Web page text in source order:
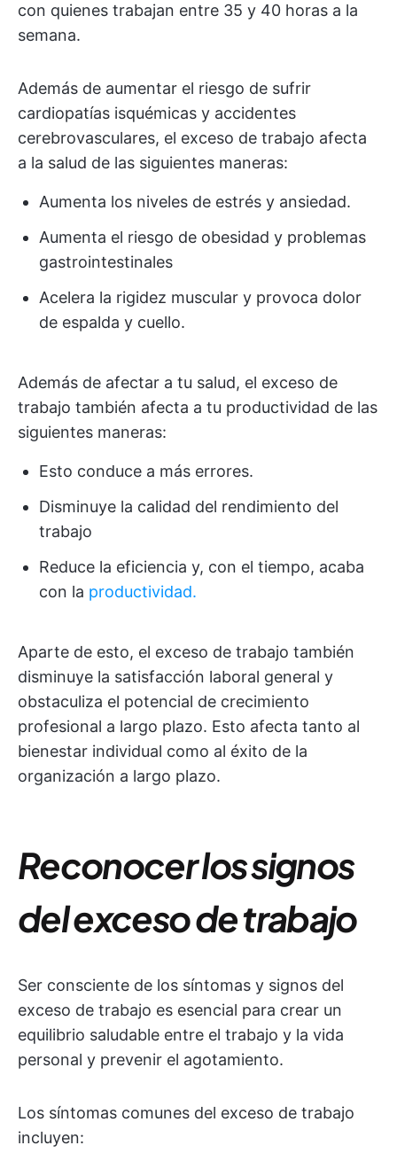
con quienes trabajan entre 35 y 40 horas a la
semana.
Además de aumentar el riesgo de sufrir
cardiopatías isquémicas y accidentes
cerebrovasculares, el exceso de trabajo afecta
a la salud de las siguientes maneras:
Aumenta los niveles de estrés y ansiedad.
Aumenta el riesgo de obesidad y problemas
gastrointestinales
Acelera la rigidez muscular y provoca dolor
de espalda y cuello.
Además de afectar a tu salud, el exceso de
trabajo también afecta a tu productividad de las
siguientes maneras:
Esto conduce a más errores.
Disminuye la calidad del rendimiento del
trabajo
Reduce la eficiencia y, con el tiempo, acaba
con la productividad.
Aparte de esto, el exceso de trabajo también
disminuye la satisfacción laboral general y
obstaculiza el potencial de crecimiento
profesional a largo plazo. Esto afecta tanto al
bienestar individual como al éxito de la
organización a largo plazo.
Reconocer los signos
del exceso de trabajo
Ser consciente de los síntomas y signos del
exceso de trabajo es esencial para crear un
equilibrio saludable entre el trabajo y la vida
personal y prevenir el agotamiento.
Los síntomas comunes del exceso de trabajo
incluyen: